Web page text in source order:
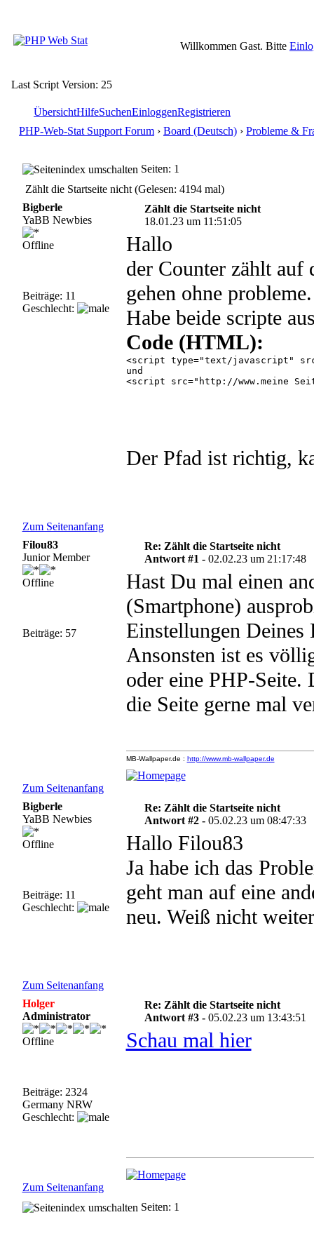
Willkommen Gast. Bitte
Last Script Version: 25
ÜbersichtHilfeSuchenEinloggenRegistrieren
PHP-Web-Stat Support Forum › Board (Deutsch) › Probleme &
Seiten: 1
Zählt die Startseite nicht (Gelesen: 4194 mal)
Bigberle
YaBB Newbies
Offline
Beiträge: 11
Geschlecht:
Zählt die Startseite nicht
18.01.23 um 11:51:05
Hallo
der Counter zählt
gehen ohne probleme.
Habe beide scripte
Code (HTML):
<script type="text/javascript"
und
<script src="http://www.meine
Der Pfad ist richtig,
Zum Seitenanfang
Filou83
Junior Member
Offline
Beiträge: 57
Re: Zählt die Startseite nicht
Antwort #1 -02.02.23 um 21:17:48
Hast Du mal einen
(Smartphone)
Einstellungen
Ansonsten ist es
oder eine PHP-
die Seite gerne mal
Zum Seitenanfang
MB-Wallpaper.de : http://www.mb-wallpaper.de
Bigberle
YaBB Newbies
Offline
Beiträge: 11
Geschlecht:
Re: Zählt die Startseite nicht
Antwort #2 -05.02.23 um 08:47:33
Hallo Filou83
Ja habe ich das
geht man auf eine
neu. Weiß nicht
Zum Seitenanfang
Holger
Administrator
Offline
Beiträge: 2324
Germany NRW
Geschlecht:
Re: Zählt die Startseite nicht
Antwort #3 -05.02.23 um 13:43:51
Schau mal hier
Zum Seitenanfang
Seiten: 1